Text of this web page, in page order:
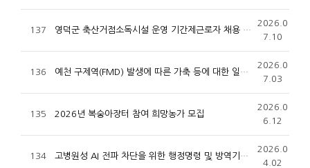
137 영덕군 축산거점소독시설 운영 기간제근로자 채용 공고
2026.0
7.10
136 예천 구제역(FMD) 발생에 따른 가축 등에 대한 일시 이동중지 명령 알림
2026.0
7.03
135 2026년 복숭아장터 참여 희망농가 모집
2026.0
6.12
134 고병원성 AI 전파 차단을 위한 행정명령 및 방역기준 연장 공고
2026.0
4.02